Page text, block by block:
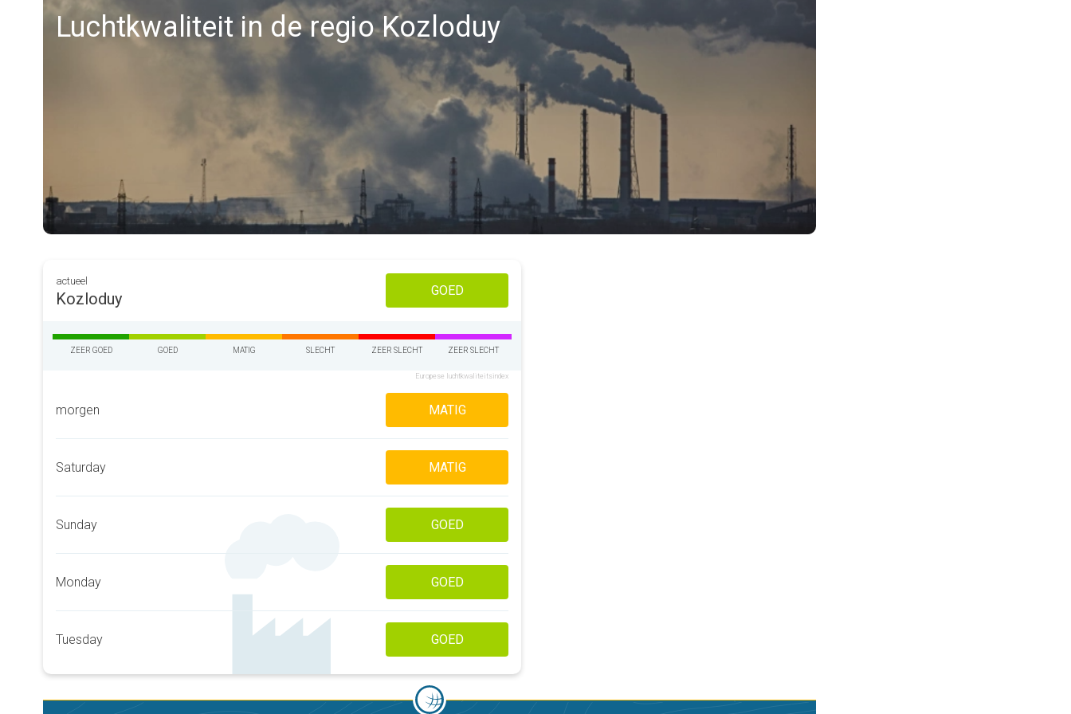
Luchtkwaliteit in de regio Kozloduy
actueel
Kozloduy GOED
ZEER GOED GOED MATIG SLECHT ZEER SLECHT ZEER SLECHT
Europese luchtkwaliteitsindex
morgen MATIG
Saturday MATIG
Sunday GOED
Monday GOED
Tuesday GOED